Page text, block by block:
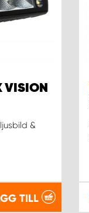
VISION
&
TILL